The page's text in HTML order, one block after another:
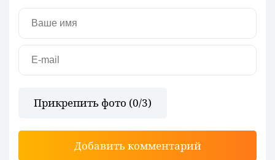
Прикрепить фото (0/3)
Добавить комментарий